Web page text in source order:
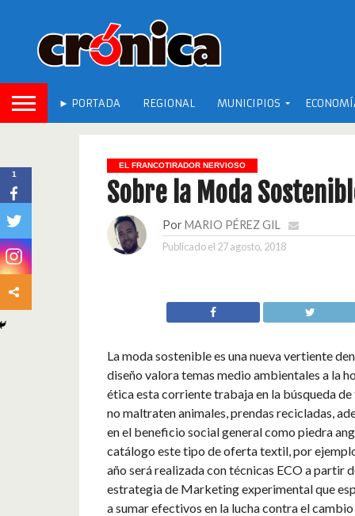
► PORTADA REGIONAL MUNICIPIOS
EL FRANCOTIRADOR NERVIOSO
Sobre la Moda
Por MARIO PÉREZ GIL
Publicado el 27 agosto, 2018
La moda sostenible es una nueva vertiente
diseño valora temas medio ambientales a la
ética esta corriente trabaja en la búsqueda
no maltraten animales, prendas recicladas,
en el beneficio social general como piedra
catálogo este tipo de oferta textil, por
año será realizada con técnicas ECO a partir
estrategia de Marketing experimental que
a sumar efectivos en la lucha contra el
1